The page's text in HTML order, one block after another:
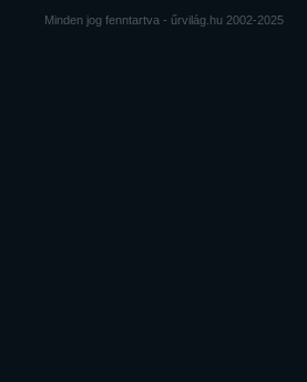
Minden jog fenntartva - űrvilág.hu 2002-2025